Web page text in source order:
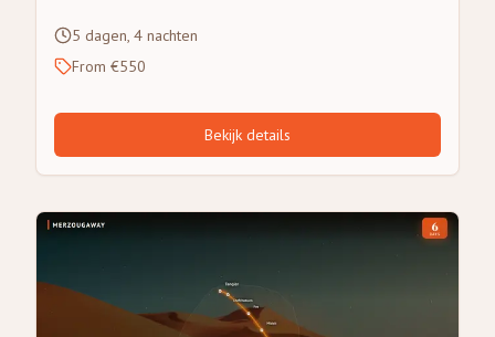
5 dagen, 4 nachten
From €550
Bekijk details